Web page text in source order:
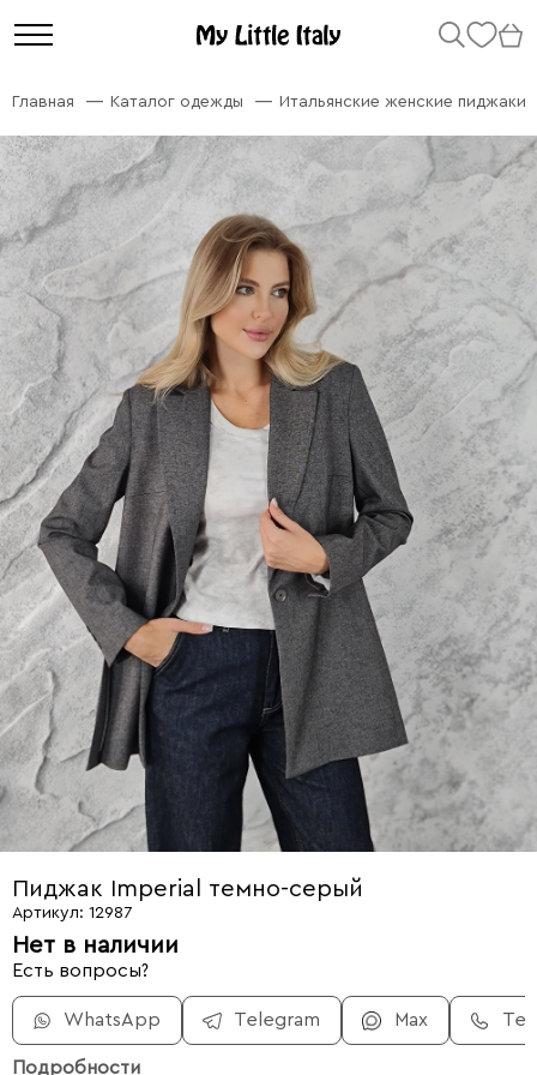
Главная Каталог одежды Итальянские женские пиджаки
Пиджак Imperial темно-серый
Артикул: 12987
Нет в наличии
Есть вопросы?
WhatsApp Telegram Max
Подробности